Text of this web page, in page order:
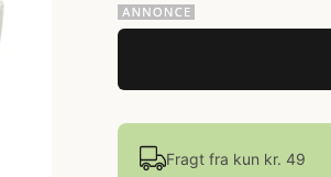
Fragt fra kun kr. 49